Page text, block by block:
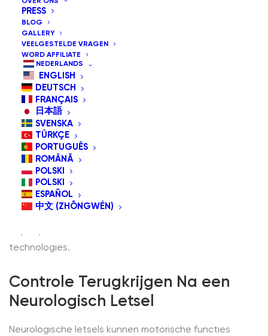
PRESS
BLOG
GALLERY
VEELGESTELDE VRAGEN
WORD AFFILIATE
NEDERLANDS
ENGLISH
DEUTSCH
FRANÇAIS
日本語
SVENSKA
TÜRKÇE
PORTUGUÊS
ROMÂNĂ
POLSKI
POLSKI
ESPAÑOL
中文 (ZHŌNGWÉN)
Hulptechnologie?
30 APRIL 2026
In an increasingly digital world, accessibility is not a
luxury—it’s a necessity. Assistive devices like head-
operated mice and adaptive switches are transforming
how people with physical disabilities or mobility
limitations interact with technology. But who exactly
are these tools for? Let’s explore the broad spectrum
technologies.
Controle Terugkrijgen Na een
Neurologisch Letsel
Neurologische letsels kunnen motorische functies